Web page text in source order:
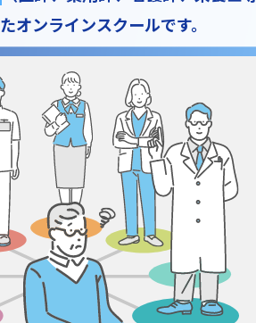
オンラインスクールです。